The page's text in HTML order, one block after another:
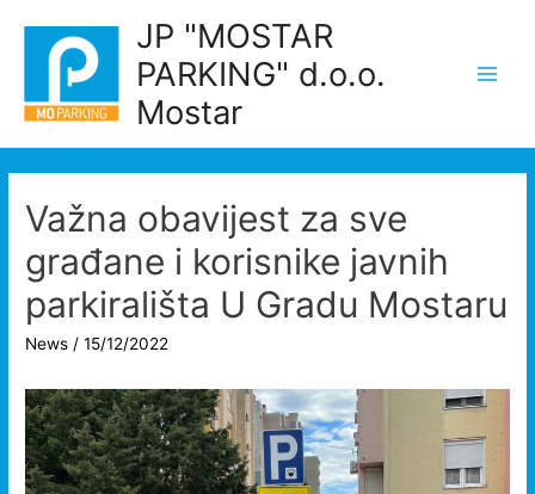
JP "MOSTAR
PARKING" d.o.o.
Mostar
Važna obavijest za sve
građane i korisnike javnih
parkirališta U Gradu Mostaru
News /15/12/2022